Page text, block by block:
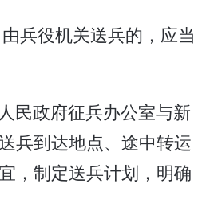
兵役机关送兵的，应当
民政府征兵办公室与新
兵到达地点、途中转运
，制定送兵计划，明确